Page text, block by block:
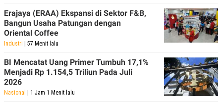
Erajaya (ERAA) Ekspansi di Sektor F&B,
Bangun Usaha Patungan dengan
Oriental Coffee
Industri | 57 Menit lalu
BI Mencatat Uang Primer Tumbuh 17,1%
Menjadi Rp 1.154,5 Triliun Pada Juli
2026
Nasional | 1 Jam 1 Menit lalu